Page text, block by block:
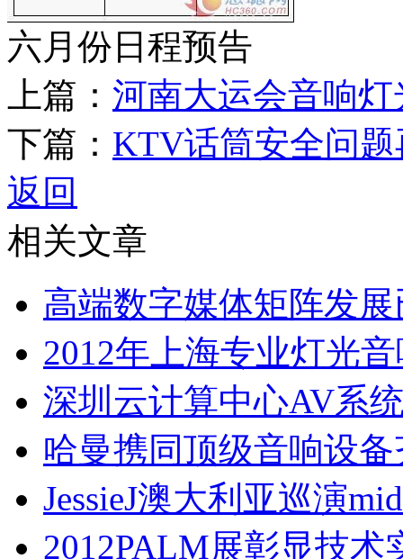
六月份日程预告
上篇： 河南大运会音响
下篇： KTV话筒安全问题
返回
相关文章
高端数字媒体矩阵发
2012年上海专业灯光
深圳云计算中心AV系
哈曼携同顶级音响设
JessieJ澳大利亚巡演
2012PALM展彰显技术